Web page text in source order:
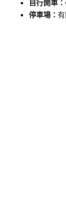
自行開車：
停車場：